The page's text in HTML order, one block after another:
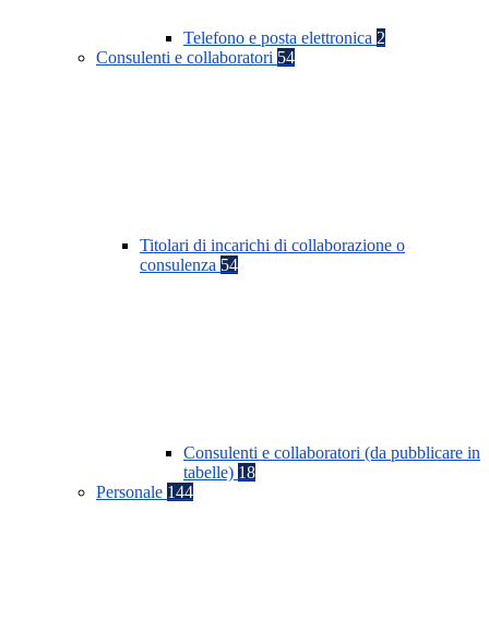
Telefono e posta elettronica 2
Consulenti e collaboratori 54
Titolari di incarichi di collaborazione o
consulenza 54
Consulenti e collaboratori (da pubblicare in
tabelle) 18
Personale 144